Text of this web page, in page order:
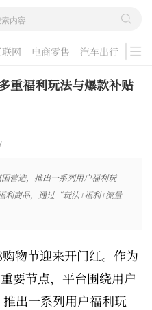
网 电商零售 汽车出行
游戏
重福利玩法与爆款补贴
营造，推出一系列用户福利玩
利商品，通过“玩法+福利+流量
物节迎来开门红。作为
要节点，平台围绕用户
出一系列用户福利玩